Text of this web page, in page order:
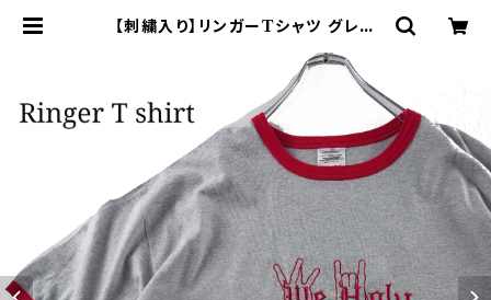
【刺繍入り】リンガーTシャツ グレー